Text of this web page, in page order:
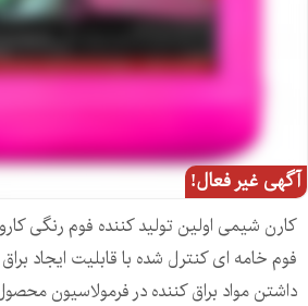
آگهی غیر فعال!
کارن شیمی اولین تولید کننده فوم رنگی
فوم خامه ای کنترل شده با قابلیت ایجاد
داشتن مواد براق کننده در فرمولاسیون